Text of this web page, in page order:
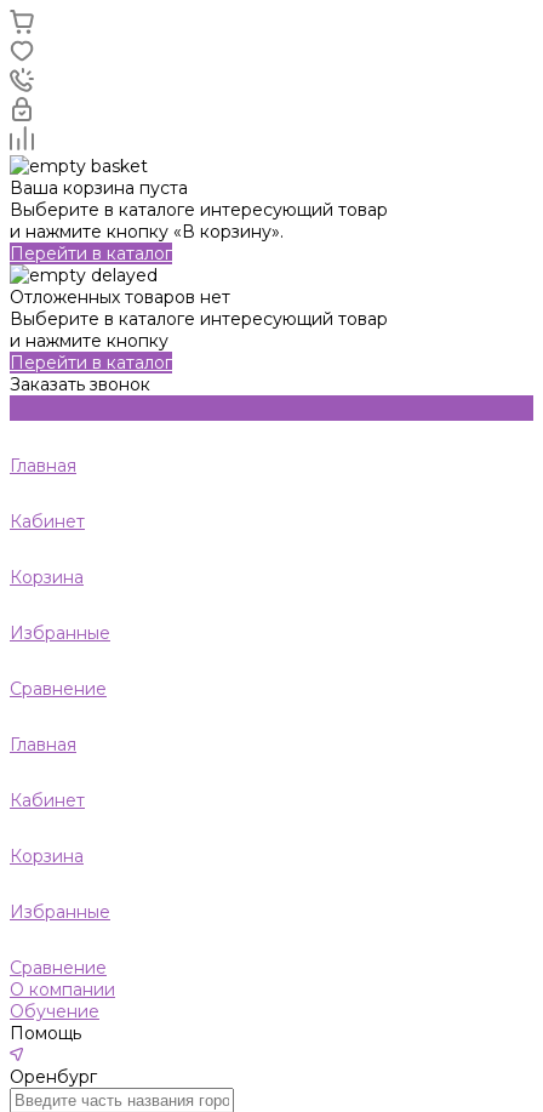
Ваша корзина пуста
Выберите в каталоге интересующий товар
и нажмите кнопку «В корзину».
Перейти в каталог
Отложенных товаров нет
Выберите в каталоге интересующий товар
и нажмите кнопку
Перейти в каталог
Заказать звонок
Главная
Кабинет
Корзина
Избранные
Сравнение
Главная
Кабинет
Корзина
Избранные
Сравнение
О компании
Обучение
Помощь
Оренбург